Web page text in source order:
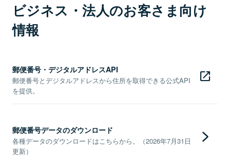
ビジネス・法人のお客さま向け
情報
郵便番号・デジタルアドレスAPI
郵便番号とデジタルアドレスから住所を取得できる公式API
を提供。
郵便番号データのダウンロード
各種データのダウンロードはこちらから。（2026年7月31日
更新）